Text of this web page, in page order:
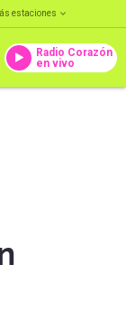
estaciones
Radio Corazón
en vivo